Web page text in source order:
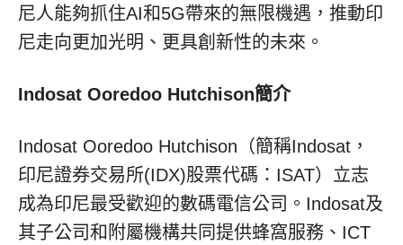
尼人能夠抓住AI和5G帶來的無限機遇，推動印
尼走向更加光明、更具創新性的未來。
Indosat Ooredoo Hutchison簡介
Indosat Ooredoo Hutchison（簡稱Indosat，
印尼證券交易所(IDX)股票代碼：ISAT）立志
成為印尼最受歡迎的數碼電信公司。Indosat及
其子公司和附屬機構共同提供蜂窩服務、ICT